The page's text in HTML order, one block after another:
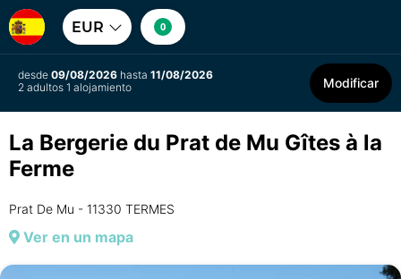
EUR 0
desde 09/08/2026 hasta 11/08/2026
2 adultos 1 alojamiento
Modificar
La Bergerie du Prat de Mu Gîtes à la
Ferme
Prat De Mu - 11330 TERMES
Ver en un mapa